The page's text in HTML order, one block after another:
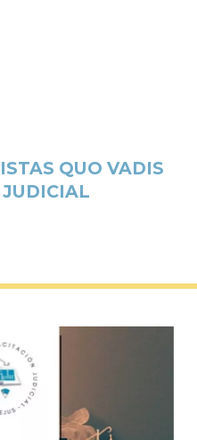
QUO VADIS
JUDICIAL